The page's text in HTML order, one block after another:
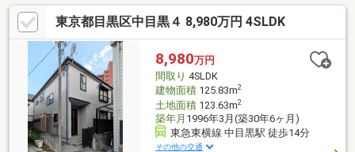
つもりで▼【住む人の目線】に自信！デメリットも隠しません。
▼納得が一番▼【説明】【頼もしさ】に自信！不明点を残して進
みません。▼とにかく楽しく▼【楽しい住まい探し】に自信！貴
重なお時間を無駄にはしません。
東京都目黒区中目黒４ 8,980万円 4SLDK
8,980万円
間取り 4SLDK
建物面積125.83m2
土地面積123.63m2
築年月 1996年3月(築30年6ヶ月)
東急東横線 中目黒駅 徒歩14分
その他の交通